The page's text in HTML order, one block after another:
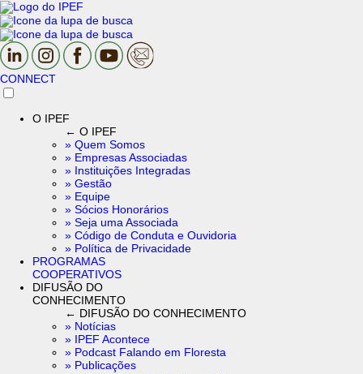
CONNECT
O IPEF
← O IPEF
» Quem Somos
» Empresas Associadas
» Instituições Integradas
» Gestão
» Equipe
» Sócios Honorários
» Seja uma Associada
» Código de Conduta e Ouvidoria
» Política de Privacidade
PROGRAMAS
COOPERATIVOS
DIFUSÃO DO
CONHECIMENTO
← DIFUSÃO DO CONHECIMENTO
» Notícias
» IPEF Acontece
» Podcast Falando em Floresta
» Publicações